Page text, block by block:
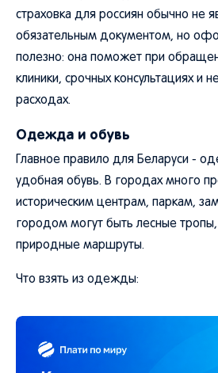
страховка для россиян обычно не
обязательным документом, но
полезно: она поможет при
клиники, срочных консультациях и
расходах.
Одежда и обувь
Главное правило для Беларуси -
удобная обувь. В городах много
историческим центрам, паркам,
городом могут быть лесные
природные маршруты.
Что взять из одежды: